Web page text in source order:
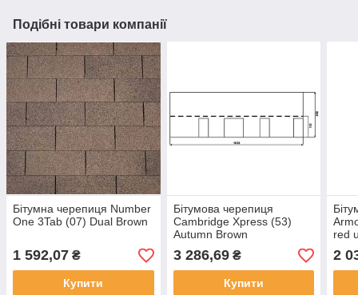
Подібні товари компанії
Бітумна черепиця Number
One 3Tab (07) Dual Brown
1 592,07 ₴
Купити
Бітумова черепиця
Cambridge Xpress (53)
Autumn Brown
3 286,69₴
Купити
red
2